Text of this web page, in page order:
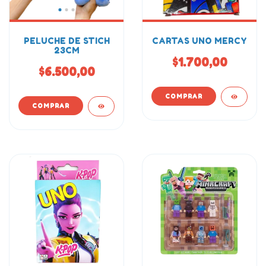
PELUCHE DE STICH
23CM
$6.500,00
CARTAS UNO MERCY
$1.700,00